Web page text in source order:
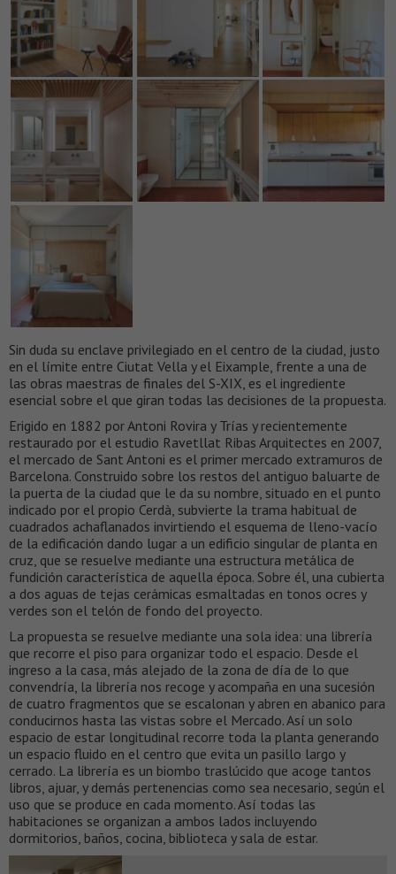
Sin duda su enclave privilegiado en el centro de la ciudad, justo
en el límite entre Ciutat Vella y el Eixample, frente a una de
las obras maestras de finales del S-XIX, es el ingrediente
esencial sobre el que giran todas las decisiones de la propuesta.
Erigido en 1882 por Antoni Rovira y Trías y recientemente
restaurado por el estudio Ravetllat Ribas Arquitectes en 2007,
el mercado de Sant Antoni es el primer mercado extramuros de
Barcelona. Construido sobre los restos del antiguo baluarte de
la puerta de la ciudad que le da su nombre, situado en el punto
indicado por el propio Cerdà, subvierte la trama habitual de
cuadrados achaflanados invirtiendo el esquema de lleno-vacío
de la edificación dando lugar a un edificio singular de planta en
cruz, que se resuelve mediante una estructura metálica de
fundición característica de aquella época. Sobre él, una cubierta
a dos aguas de tejas cerámicas esmaltadas en tonos ocres y
verdes son el telón de fondo del proyecto.
La propuesta se resuelve mediante una sola idea: una librería
que recorre el piso para organizar todo el espacio. Desde el
ingreso a la casa, más alejado de la zona de día de lo que
convendría, la librería nos recoge y acompaña en una sucesión
de cuatro fragmentos que se escalonan y abren en abanico para
conducirnos hasta las vistas sobre el Mercado. Así un solo
espacio de estar longitudinal recorre toda la planta generando
un espacio fluido en el centro que evita un pasillo largo y
cerrado. La librería es un biombo traslúcido que acoge tantos
libros, ajuar, y demás pertenencias como sea necesario, según el
uso que se produce en cada momento. Así todas las
habitaciones se organizan a ambos lados incluyendo
dormitorios, baños, cocina, biblioteca y sala de estar.